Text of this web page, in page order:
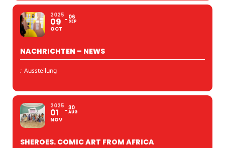
2025
09
OCT
06
SEP
NACHRICHTEN – NEWS
: Ausstellung
2025
01
NOV
30
AUG
SHEROES. COMIC ART FROM AFRICA